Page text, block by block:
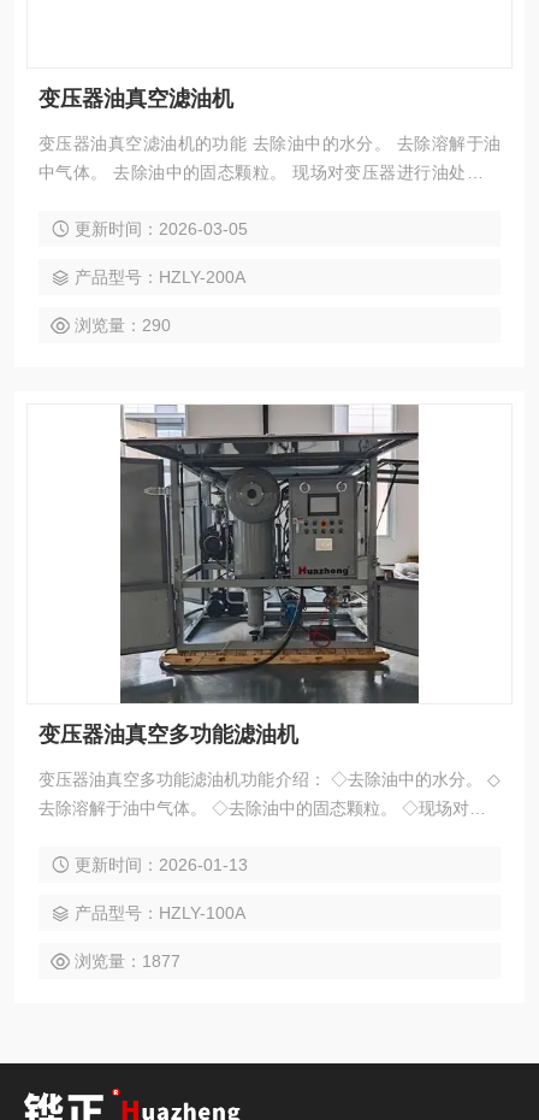
变压器油真空滤油机
变压器油真空滤油机的功能 去除油中的水分。 去除溶解于油
中气体。 去除油中的固态颗粒。 现场对变压器进行油处理并
油处理好后，可保持真空条件下对20-60m3变压器注油。
更新时间：2026-03-05
产品型号：HZLY-200A
浏览量：290
变压器油真空多功能滤油机
变压器油真空多功能滤油机功能介绍： ◇去除油中的水分。 ◇
去除溶解于油中气体。 ◇去除油中的固态颗粒。 ◇现场对变压
行热油循环干燥。 ◇油处理好后，可保持真空条件下对20-60
更新时间：2026-01-13
产品型号：HZLY-100A
浏览量：1877